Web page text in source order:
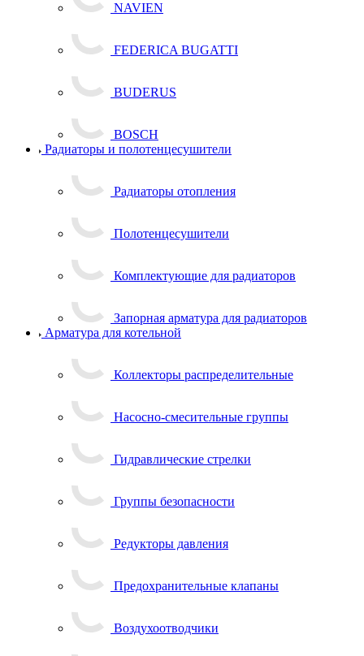
NAVIEN
FEDERICA BUGATTI
BUDERUS
BOSCH
Радиаторы и полотенцесушители
Радиаторы отопления
Полотенцесушители
Комплектующие для радиаторов
Запорная арматура для радиаторов
Арматура для котельной
Коллекторы распределительные
Насосно-смесительные группы
Гидравлические стрелки
Группы безопасности
Редукторы давления
Предохранительные клапаны
Воздухоотводчики